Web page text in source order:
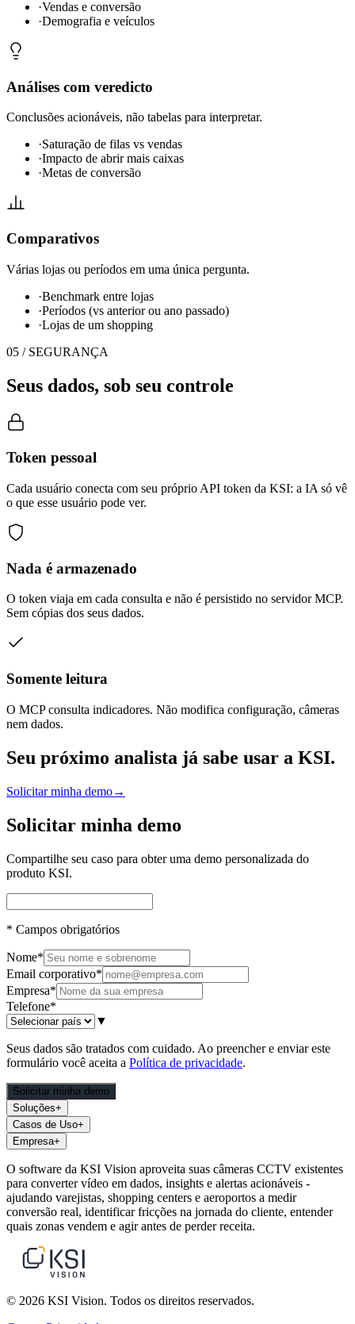
·Vendas e conversão
·Demografia e veículos
Análises com veredicto
Conclusões acionáveis, não tabelas para interpretar.
·Saturação de filas vs vendas
·Impacto de abrir mais caixas
·Metas de conversão
Comparativos
Várias lojas ou períodos em uma única pergunta.
·Benchmark entre lojas
·Períodos (vs anterior ou ano passado)
·Lojas de um shopping
05 / SEGURANÇA
Seus dados, sob seu controle
Token pessoal
Cada usuário conecta com seu próprio API token da KSI: a IA só vê
o que esse usuário pode ver.
Nada é armazenado
O token viaja em cada consulta e não é persistido no servidor MCP.
Sem cópias dos seus dados.
Somente leitura
O MCP consulta indicadores. Não modifica configuração, câmeras
nem dados.
Seu próximo analista já sabe usar a KSI.
Solicitar minha demo→
Solicitar minha demo
Compartilhe seu caso para obter uma demo personalizada do
produto KSI.
* Campos obrigatórios
Nome*
Email corporativo*
Empresa*
Telefone*
▼
Seus dados são tratados com cuidado. Ao preencher e enviar este
formulário você aceita a Política de privacidade.
Solicitar minha demo
Soluções+
Casos de Uso+
Empresa+
O software da KSI Vision aproveita suas câmeras CCTV existentes
para converter vídeo em dados, insights e alertas acionáveis -
ajudando varejistas, shopping centers e aeroportos a medir
conversão real, identificar fricções na jornada do cliente, entender
quais zonas vendem e agir antes de perder receita.
© 2026 KSI Vision. Todos os direitos reservados.